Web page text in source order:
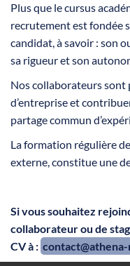
Plus que le cursus
recrutement est fondée
candidat, à savoir : son
sa rigueur et son
Nos collaborateurs
d’entreprise et
partage commun
La formation régulière
externe, constitue une
Si vous souhaitez
collaborateur ou de
CV à :